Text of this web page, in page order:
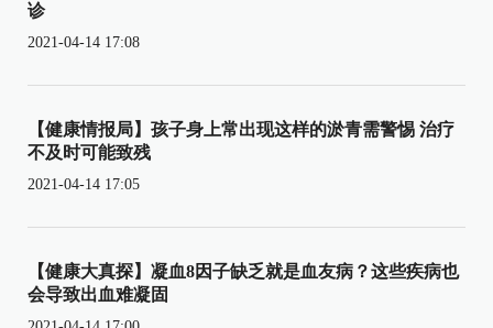
诊
2021-04-14 17:08
【健康情报局】孩子身上常出现这样的淤青需警惕 治疗
不及时可能致残
2021-04-14 17:05
【健康大真探】凝血8因子缺乏就是血友病？这些疾病也
会导致出血难凝固